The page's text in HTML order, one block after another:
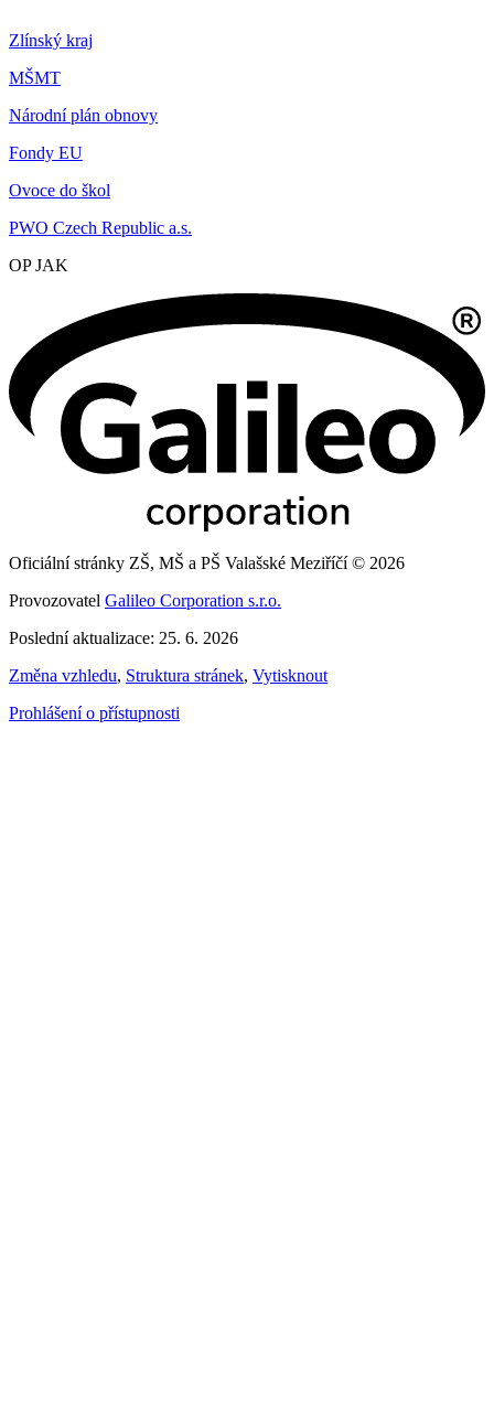
Zlínský kraj
MŠMT
Národní plán obnovy
Fondy EU
Ovoce do škol
PWO Czech Republic a.s.
OP JAK
Oficiální stránky ZŠ, MŠ a PŠ Valašské Meziříčí © 2026
Provozovatel Galileo Corporation s.r.o.
Poslední aktualizace: 25. 6. 2026
Změna vzhledu, Struktura stránek, Vytisknout
Prohlášení o přístupnosti